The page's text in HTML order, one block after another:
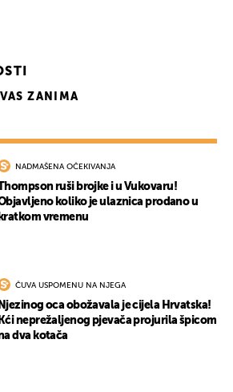
ZANIMA
NADMAŠENA OČEKIVANJA
ruši brojke i u Vukovaru!
koliko je ulaznica prodano u
kratkom vremenu
ČUVA USPOMENU NA NJEGA
Njezinog oca obožavala je cijela Hrvatska!
Kći neprežaljenog pjevača projurila špicom
dva kotača
NOTIFIKACIJE